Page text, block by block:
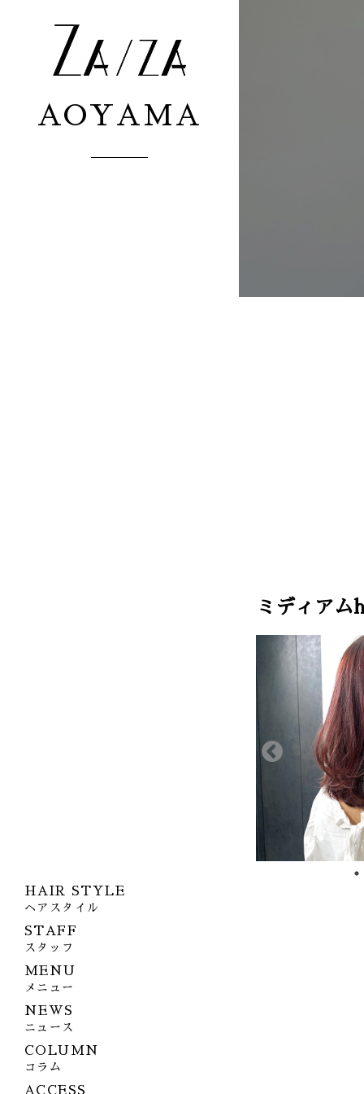
AOYAMA
HAIR STYLE
ヘアスタイル
STAFF
スタッフ
MENU
メニュー
NEWS
ニュース
COLUMN
コラム
ACCESS
ミディアム